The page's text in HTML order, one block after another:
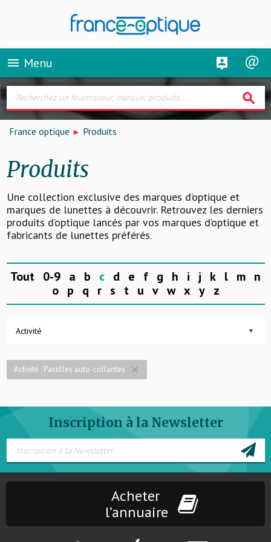
menu Menu
search
France optique Produits
Produits
Une collection exclusive des marques d’optique et
marques de lunettes à découvrir. Retrouvez les derniers
produits d’optique lancés par vos marques d’optique et
fabricants de lunettes préférés.
Tout 0-9 a b c d e f g h i j k l m n
o p q r s t u v w x y z
Activité
Activité : Pastilles auto-collantes close
Inscription à la Newsletter
Acheter
l’annuaire